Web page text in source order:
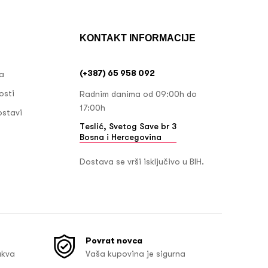
KONTAKT INFORMACIJE
(+387) 65 958 092
Radnim danima od 09:00h do
17:00h
Teslić, Svetog Save br 3
Bosna i Hercegovina
Dostava se vrši isključivo u BIH.
Povrat novca
Vaša kupovina je sigurna